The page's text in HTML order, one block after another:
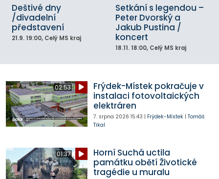
Deštivé dny
/divadelní
představení
21.9. 19:00, Celý MS kraj
Setkání s legendou –
Peter Dvorský a
Jakub Pustina /
koncert
18.11. 18:00, Celý MS kraj
02:53
Frýdek-Místek pokračuje v
instalaci fotovoltaických
elektráren
7. srpna 2026 15:43 | Frýdek-Místek| Tomáš
Tikal
01:37
Horní Suchá uctila
památku obětí Životické
tragédie u muralu